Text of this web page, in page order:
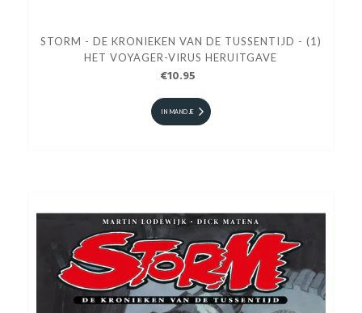
STORM - DE KRONIEKEN VAN DE TUSSENTIJD - (1)
HET VOYAGER-VIRUS HERUITGAVE
€10.95
IN MANDJE